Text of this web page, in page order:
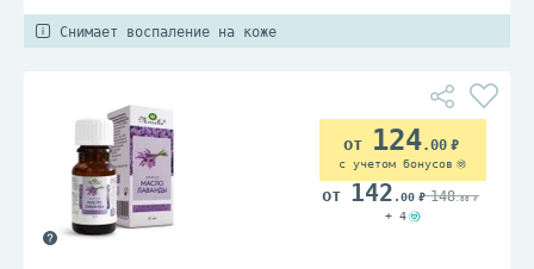
Снимает воспаление на коже
124.00
с учетом бонусов
142 .00 148.00
+ 4